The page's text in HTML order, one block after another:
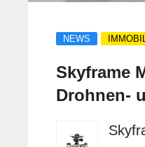
NEWS
Skyframe
Drohnen-